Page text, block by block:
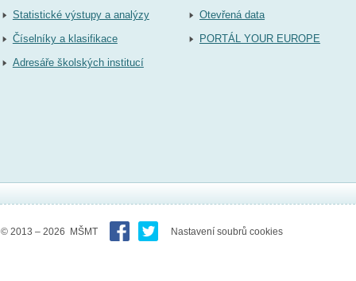
Statistické výstupy a analýzy
Číselníky a klasifikace
Adresáře školských institucí
Otevřená data
PORTÁL YOUR EUROPE
© 2013 – 2026 MŠMT Nastavení soubrů cookies